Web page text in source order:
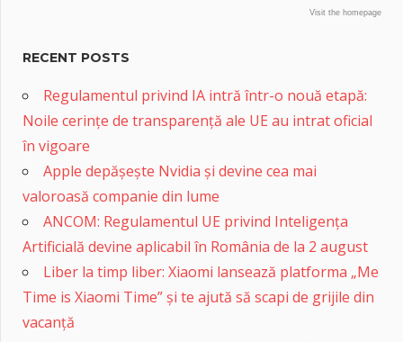
Visit the homepage
RECENT POSTS
Regulamentul privind IA intră într-o nouă etapă:
Noile cerințe de transparență ale UE au intrat oficial
în vigoare
Apple depășește Nvidia și devine cea mai
valoroasă companie din lume
ANCOM: Regulamentul UE privind Inteligența
Artificială devine aplicabil în România de la 2 august
Liber la timp liber: Xiaomi lansează platforma „Me
Time is Xiaomi Time” și te ajută să scapi de grijile din
vacanță